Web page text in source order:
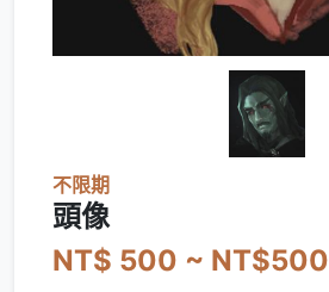
不限期
頭像
NT$ 500 ~ NT$500